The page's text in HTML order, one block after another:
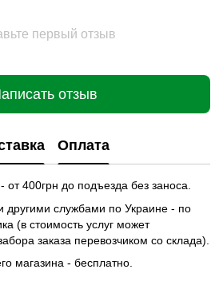
первый отзыв
отзыв
Оплата
от 400грн до подъезда без заноса.
другими службами по Украине - по
(в стоимость услуг может
заказа перевозчиком со склада).
магазина - бесплатно.